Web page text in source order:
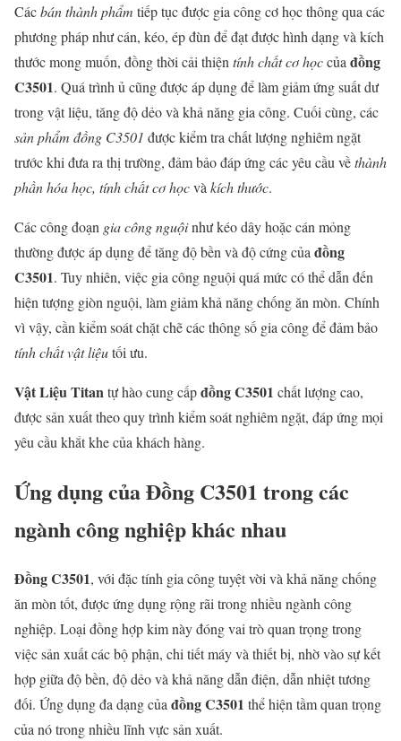
Cácbán thành phẩm tiếp tục được gia công cơ học thông qua các
phương pháp như cán, kéo, ép đùn để đạt được hình dạng và kích
thước mong muốn, đồng thời cải thiện tính chất cơ họccủa đồng
C3501. Quá trình ủ cũng được áp dụng để làm giảm ứng suất dư
trong vật liệu, tăng độ dẻo và khả năng gia công. Cuối cùng, các
sản phẩm đồng C3501 được kiểm tra chất lượng nghiêm ngặt
trước khi đưa ra thị trường, đảm bảo đáp ứng các yêu cầu vềthành
phần hóa học, tính chất cơ họcvà kích thước.
Các công đoạn gia công nguộinhư kéo dây hoặc cán mỏng
thường được áp dụng để tăng độ bền và độ cứng của đồng
C3501. Tuy nhiên, việc gia công nguội quá mức có thể dẫn đến
hiện tượng giòn nguội, làm giảm khả năng chống ăn mòn. Chính
vì vậy, cần kiểm soát chặt chẽ các thông số gia công để đảm bảo
tính chất vật liệutối ưu.
Vật Liệu Titantự hào cung cấpđồng C3501 chất lượng cao,
được sản xuất theo quy trình kiểm soát nghiêm ngặt, đáp ứng mọi
yêu cầu khắt khe của khách hàng.
Ứng dụng củaĐồng C3501 trong các
ngành công nghiệp khác nhau
Đồng C3501, với đặc tính gia công tuyệt vời và khả năng chống
ăn mòn tốt, được ứng dụng rộng rãi trong nhiều ngành công
nghiệp. Loại đồng hợp kim này đóng vai trò quan trọng trong
việc sản xuất các bộ phận, chi tiết máy và thiết bị, nhờ vào sự kết
hợp giữa độ bền, độ dẻo và khả năng dẫn điện, dẫn nhiệt tương
đối. Ứng dụng đa dạng của đồng C3501 thể hiện tầm quan trọng
của nó trong nhiều lĩnh vực sản xuất.